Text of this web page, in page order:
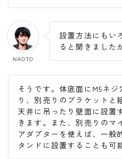
NAOTO
設置方法にもい
ると聞きました
そうです。体底面にM5ネ
り、別売りのブラケットと
天井に吊ったり壁面に設置
きます。また、別売りのマ
アダプターを使えば、一般
タンドに設置することも可